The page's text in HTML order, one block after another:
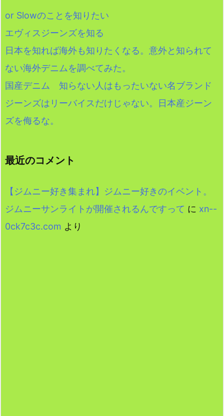
or Slowのことを知りたい
エヴィスジーンズを知る
日本を知れば海外も知りたくなる。意外と知られて
ない海外デニムを調べてみた。
国産デニム 知らない人はもったいない名ブランド
ジーンズはリーバイスだけじゃない。日本産ジーン
ズを侮るな。
最近のコメント
【ジムニー好き集まれ】ジムニー好きのイベント。
ジムニーサンライトが開催されるんですって に xn--
0ck7c3c.com より